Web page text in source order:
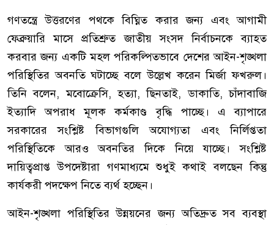
গণতন্ত্রে উত্তরণের পথকে বিঘ্নিত করার জন্য এবং আগামী
ফেব্রুয়ারি মাসে প্রতিশ্রুত জাতীয় সংসদ নির্বাচনকে ব্যাহত
করবার জন্য একটি মহল পরিকল্পিতভাবে দেশের আইন-শৃঙ্খলা
পরিস্থিতির অবনতি ঘটাচ্ছে বলে উল্লেখ করেন মির্জা ফখরুল।
তিনি বলেন, মবোক্রেসি, হত্যা, ছিনতাই, ডাকাতি, চাঁদাবাজি
ইত্যাদি অপরাধ মূলক কর্মকাণ্ড বৃদ্ধি পাচ্ছে। এ ব্যাপারে
সরকারের সংশ্লিষ্ট বিভাগগুলি অযোগ্যতা এবং নির্লিপ্ততা
পরিস্থিতিকে আরও অবনতির দিকে নিয়ে যাচ্ছে। সংশ্লিষ্ট
দায়িত্বপ্রাপ্ত উপদেষ্টারা গণমাধ্যমে শুধুই কথাই বলছেন কিন্তু
কার্যকরী পদক্ষেপ নিতে ব্যর্থ হচ্ছেন।
আইন-শৃঙ্খলা পরিস্থিতির উন্নয়নের জন্য অতিদ্রুত সব ব্যবস্থা